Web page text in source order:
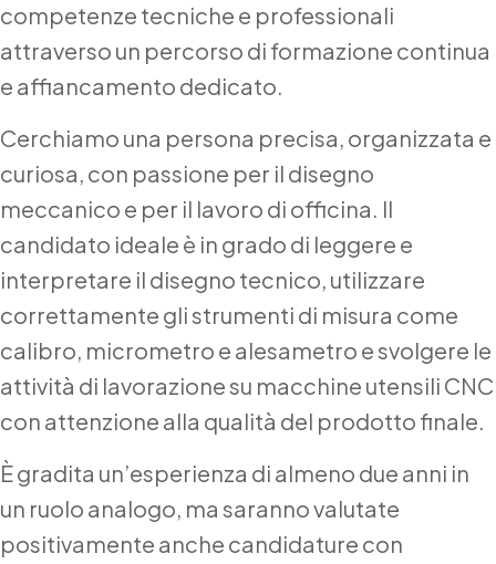
competenze tecniche e professionali
attraverso un percorso di formazione continua
e affiancamento dedicato.
Cerchiamo una persona precisa, organizzata e
curiosa, con passione per il disegno
meccanico e per il lavoro di officina. Il
candidato ideale è in grado di leggere e
interpretare il disegno tecnico, utilizzare
correttamente gli strumenti di misura come
calibro, micrometro e alesametro e svolgere le
attività di lavorazione su macchine utensili CNC
con attenzione alla qualità del prodotto finale.
È gradita un’esperienza di almeno due anni in
un ruolo analogo, ma saranno valutate
positivamente anche candidature con